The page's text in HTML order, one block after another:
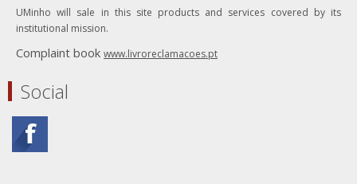
UMinho will sale in this site products and services covered by its
institutional mission.
Complaint book www.livroreclamacoes.pt
Social